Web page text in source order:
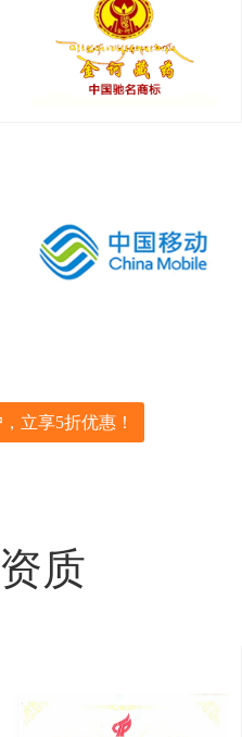
立享5折优惠！
质